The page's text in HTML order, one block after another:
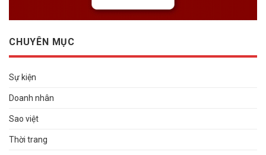
CHUYÊN MỤC
Sự kiện
Doanh nhân
Sao việt
Thời trang